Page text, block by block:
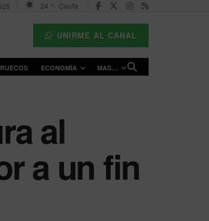
24 °C Ceuta
UNIRME AL CANAL
ECONOMÍA MAS…
al
a un fin